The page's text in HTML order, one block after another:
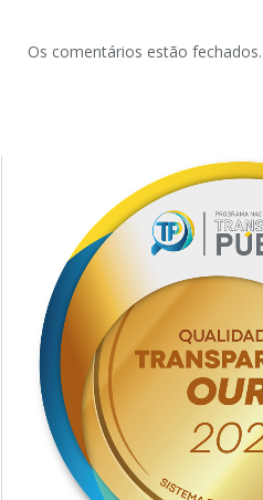
Os comentários estão fechados.